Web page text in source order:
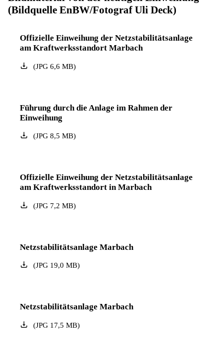
(Bildquelle EnBW/Fotograf Uli Deck)
Offizielle Einweihung der Netzstabilitätsanlage
am Kraftwerksstandort Marbach
(JPG6,6 MB)
Führung durch die Anlage im Rahmen der
Einweihung
(JPG8,5 MB)
Offizielle Einweihung der Netzstabilitätsanlage
am Kraftwerksstandort in Marbach
(JPG7,2 MB)
Netzstabilitätsanlage Marbach
(JPG19,0 MB)
Netzstabilitätsanlage Marbach
(JPG17,5 MB)